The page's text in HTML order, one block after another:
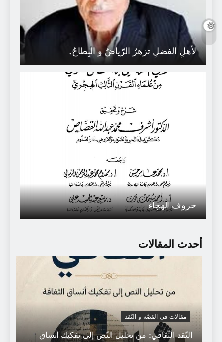
أحدث المقالات
مقالات في القصّة و النّقد
النّقد الثّقافي: من تحليل النّص إلى تفكيك أنساق
لأهلِ الفضلِ تزهرُ الرّياضُ و البِطاحُ.
حروف الهجاء